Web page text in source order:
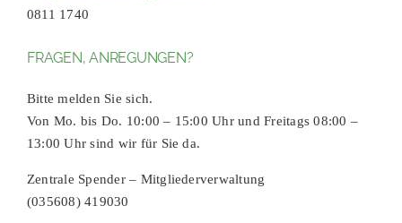
0811 1740
FRAGEN, ANREGUNGEN?
Bitte melden Sie sich.
Von Mo. bis Do. 10:00 – 15:00 Uhr und Freitags 08:00 –
13:00 Uhr sind wir für Sie da.
Zentrale Spender – Mitgliederverwaltung
(035608) 419030